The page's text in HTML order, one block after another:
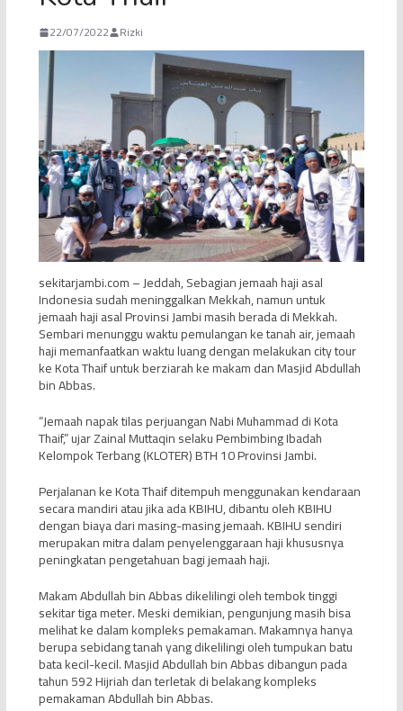
22/07/2022 Rizki
sekitarjambi.com – Jeddah, Sebagian jemaah haji asal
Indonesia sudah meninggalkan Mekkah, namun untuk
jemaah haji asal Provinsi Jambi masih berada di Mekkah.
Sembari menunggu waktu pemulangan ke tanah air, jemaah
haji memanfaatkan waktu luang dengan melakukan city tour
ke Kota Thaif untuk berziarah ke makam dan Masjid Abdullah
bin Abbas.
“Jemaah napak tilas perjuangan Nabi Muhammad di Kota
Thaif,” ujar Zainal Muttaqin selaku Pembimbing Ibadah
Kelompok Terbang (KLOTER) BTH 10 Provinsi Jambi.
Perjalanan ke Kota Thaif ditempuh menggunakan kendaraan
secara mandiri atau jika ada KBIHU, dibantu oleh KBIHU
dengan biaya dari masing-masing jemaah. KBIHU sendiri
merupakan mitra dalam penyelenggaraan haji khususnya
peningkatan pengetahuan bagi jemaah haji.
Makam Abdullah bin Abbas dikelilingi oleh tembok tinggi
sekitar tiga meter. Meski demikian, pengunjung masih bisa
melihat ke dalam kompleks pemakaman. Makamnya hanya
berupa sebidang tanah yang dikelilingi oleh tumpukan batu
bata kecil-kecil. Masjid Abdullah bin Abbas dibangun pada
tahun 592 Hijriah dan terletak di belakang kompleks
pemakaman Abdullah bin Abbas.